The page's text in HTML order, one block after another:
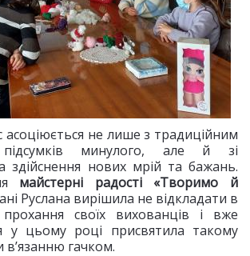
асоціюється не лише з традиційним
підсумків минулого, але й зі
здійснення нових мрій та бажань.
майстерні радості «Творимо й
Руслана вирішила не відкладати в
своїх вихованців і вже
у цьому році присвятила такому
гачком.